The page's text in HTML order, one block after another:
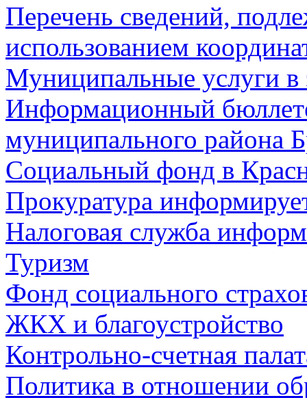
Перечень сведений,
использованием
Муниципальные услуги в
Информационный
муниципального района
Социальный фонд в
Прокуратура
Налоговая служба
Туризм
Фонд социального
ЖКХ и благоустройство
Контрольно-счетная
Политика в отношении